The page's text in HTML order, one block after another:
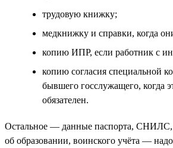
трудовую книжку;
медкнижку и справки, когда
копию ИПР, если работник с
копию согласия специальной
бывшего госслужащего, когда
обязателен.
Остальное — данные паспорта, СНИЛС,
об образовании, воинского учёта —